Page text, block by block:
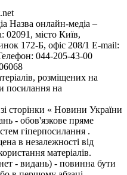
Назва онлайн-медіа –
02091, місто Київ,
172-Б, офіс 208/1 E-mail:
044-205-43-00
розміщених на
посилання на
сторінки « Новини України
- обов'язкове пряме
гіперпосилання .
в незалежності від
матеріалів.
- видань) - повинна бути